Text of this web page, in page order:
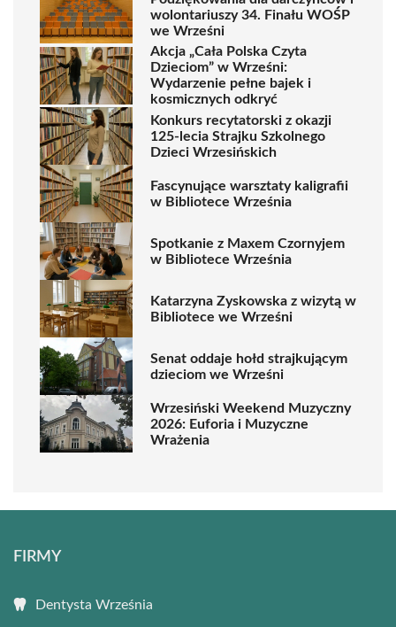
wolontariuszy 34. Finału WOŚP
we Wrześni
Akcja „Cała Polska Czyta
Dzieciom” w Wrześni:
Wydarzenie pełne bajek i
kosmicznych odkryć
Konkurs recytatorski z okazji
125-lecia Strajku Szkolnego
Dzieci Wrzesińskich
Fascynujące warsztaty kaligrafii
w Bibliotece Września
Spotkanie z Maxem Czornyjem
w Bibliotece Września
Katarzyna Zyskowska z wizytą w
Bibliotece we Wrześni
Senat oddaje hołd strajkującym
dzieciom we Wrześni
Wrzesiński Weekend Muzyczny
2026: Euforia i Muzyczne
Wrażenia
FIRMY
Dentysta Września